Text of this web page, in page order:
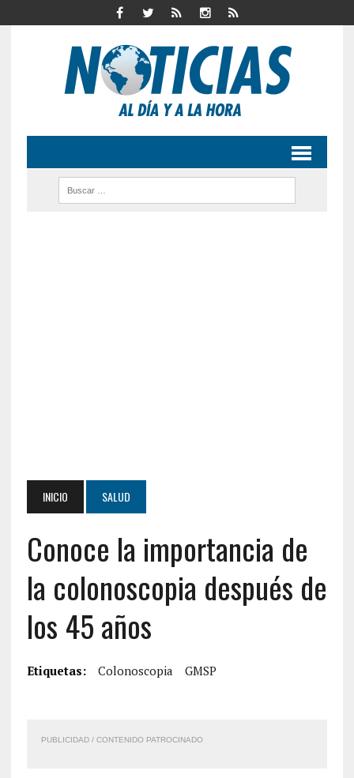
INICIO SALUD
Conoce la importancia de
la colonoscopia después de
los 45 años
Etiquetas: Colonoscopia GMSP
PUBLICIDAD / CONTENIDO PATROCINADO